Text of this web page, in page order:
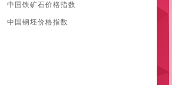
中国铁矿石价格指数
中国钢坯价格指数